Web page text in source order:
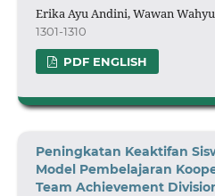
Erika Ayu Andini, Wawan
1301-1310
PDF ENGLISH
Peningkatan Keaktifan
Model Pembelajaran
Team Achievement